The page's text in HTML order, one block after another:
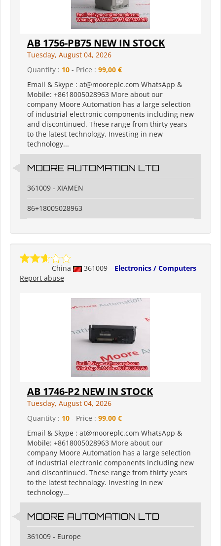
AB 1756-PB75 NEW IN STOCK
Tuesday, August 04, 2026
Quantity : 10 - Price : 99,00 €
Email & Skype : at@mooreplc.com WhatsApp &
Mobile: +8618005028963 More about our
company Moore Automation has a large selection
of industrial electronic components including new
and discontinued. These range from thirty years
to the latest technology. Investing in new
technology...
MOORE AUTOMATION LTD
361009 - XIAMEN
86+18005028963
China 361009
Electronics / Computers
Report abuse
AB 1746-P2 NEW IN STOCK
Tuesday, August 04, 2026
Quantity : 10 - Price : 99,00 €
Email & Skype : at@mooreplc.com WhatsApp &
Mobile: +8618005028963 More about our
company Moore Automation has a large selection
of industrial electronic components including new
and discontinued. These range from thirty years
to the latest technology. Investing in new
technology...
MOORE AUTOMATION LTD
361009 - Europe